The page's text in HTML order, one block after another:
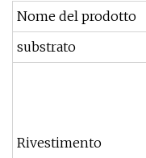
Nome del prodotto
substrato
Rivestimento